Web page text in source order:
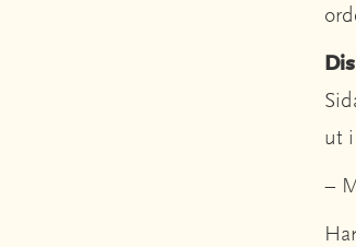
ut i
–